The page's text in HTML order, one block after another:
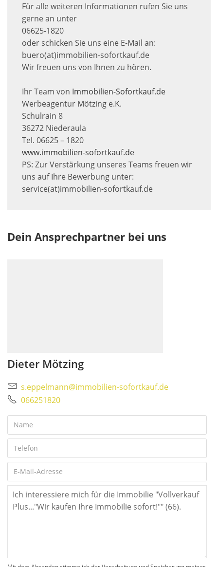
Für alle weiteren Informationen rufen Sie uns
gerne an unter
06625-1820
oder schicken Sie uns eine E-Mail an:
buero(at)immobilien-sofortkauf.de
Wir freuen uns von Ihnen zu hören.
Ihr Team von Immobilien-Sofortkauf.de
Werbeagentur Mötzing e.K.
Schulrain 8
36272 Niederaula
Tel. 06625 – 1820
www.immobilien-sofortkauf.de
PS: Zur Verstärkung unseres Teams freuen wir
uns auf Ihre Bewerbung unter:
service(at)immobilien-sofortkauf.de
Dein Ansprechpartner bei uns
Dieter Mötzing
s.eppelmann@immobilien-sofortkauf.de
066251820